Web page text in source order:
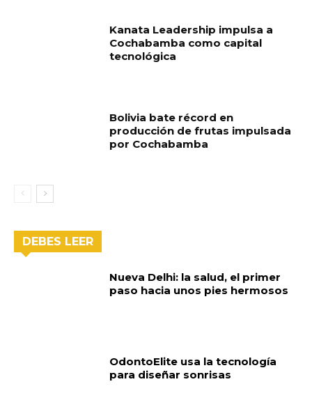
Kanata Leadership impulsa a
Cochabamba como capital
tecnológica
Bolivia bate récord en
producción de frutas impulsada
por Cochabamba
DEBES LEER
Nueva Delhi: la salud, el primer
paso hacia unos pies hermosos
OdontoElite usa la tecnología
para diseñar sonrisas